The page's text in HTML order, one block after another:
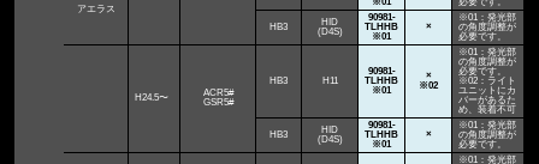
アエラス
※01
必要です。
HB3
HID
(D4S)
90981-
TLHHB
※01
×
※01：発光部
の角度調整が
必要です。
H24.5〜
ACR5#
GSR5#
HB3 H11
90981-
TLHHB
※01
×
※02
※01：発光部
の角度調整が
必要です。
※02：ライト
ユニットにカ
バーがあるた
め、装着不可
HB3
HID
(D4S)
90981-
TLHHB
※01
×
※01：発光部
の角度調整が
必要です。
※01：発光部